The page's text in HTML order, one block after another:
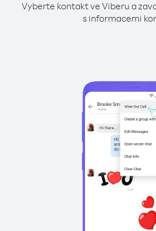
Vyberte kontakt ve Viberu a
s informacemi